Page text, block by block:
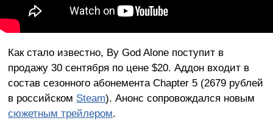
Как стало известно, By God Alone поступит в
продажу 30 сентября по цене $20. Аддон входит в
состав сезонного абонемента Chapter 5 (2679 рублей
в российском Steam). Анонс сопровождался новым
сюжетным трейлером.